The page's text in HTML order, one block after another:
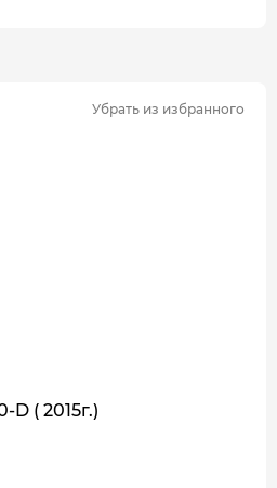
Убрать из избранного
D ( 2015г.)